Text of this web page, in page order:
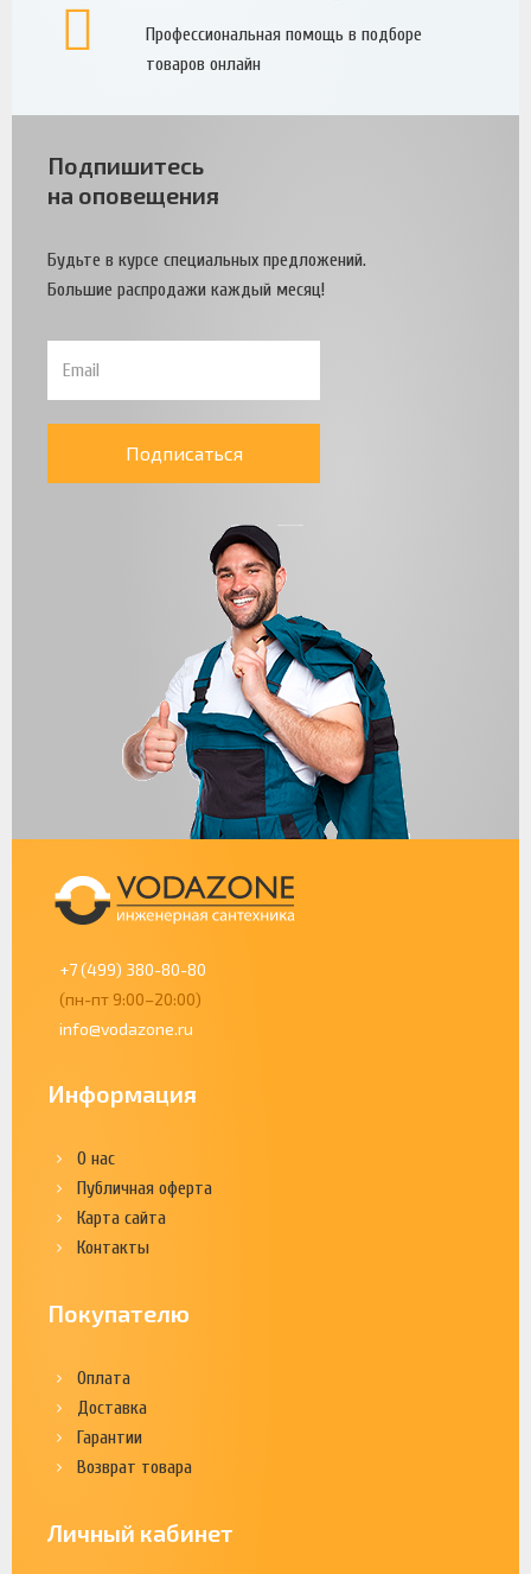
Профессиональная помощь в подборе
товаров онлайн
Подпишитесь
на оповещения
Будьте в курсе специальных предложений.
Большие распродажи каждый месяц!
Подписаться
+7 (499) 380-80-80
(пн-пт 9:00–20:00)
info@vodazone.ru
Информация
О нас
Публичная оферта
Карта сайта
Контакты
Покупателю
Оплата
Доставка
Гарантии
Возврат товара
Личный кабинет